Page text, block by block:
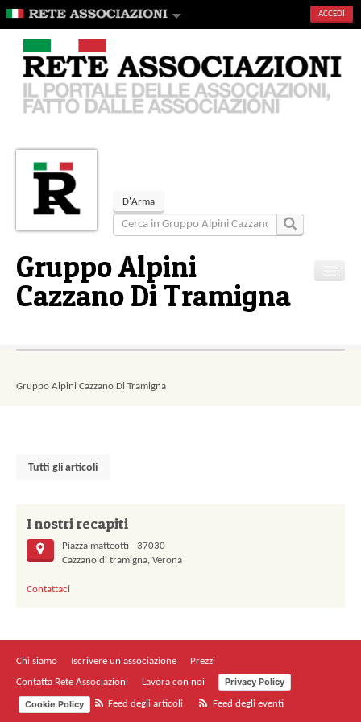
ACCEDI
D'Arma
Gruppo Alpini
Cazzano Di Tramigna
Contatti
Gruppo Alpini Cazzano Di Tramigna
Tutti gli articoli
I nostri recapiti
Piazza matteotti - 37030
Cazzano di tramigna, Verona
Contattaci
Chi siamo Iscrivere un'associazione
Prezzi
Contatta Rete Associazioni
Lavora con noi
Privacy Policy
Cookie Policy
Feed degli articoli Feed degli eventi